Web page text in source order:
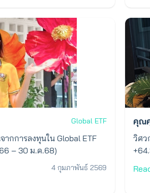
Global ETF
ากการลงทุนใน Global ETF
– 30 ม.ค.68)
4 กุมภาพันธ์ 2569
คุณ
วิศว